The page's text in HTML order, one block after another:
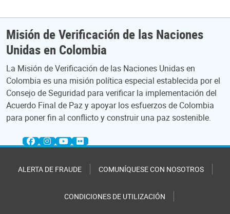
Misión de Verificación de las Naciones
Unidas en Colombia
La Misión de Verificación de las Naciones Unidas en
Colombia es una misión política especial establecida por el
Consejo de Seguridad para verificar la implementación del
Acuerdo Final de Paz y apoyar los esfuerzos de Colombia
para poner fin al conflicto y construir una paz sostenible.
ALERTA DE FRAUDE COMUNÍQUESE CON NOSOTROS
CONDICIONES DE UTILIZACIÓN